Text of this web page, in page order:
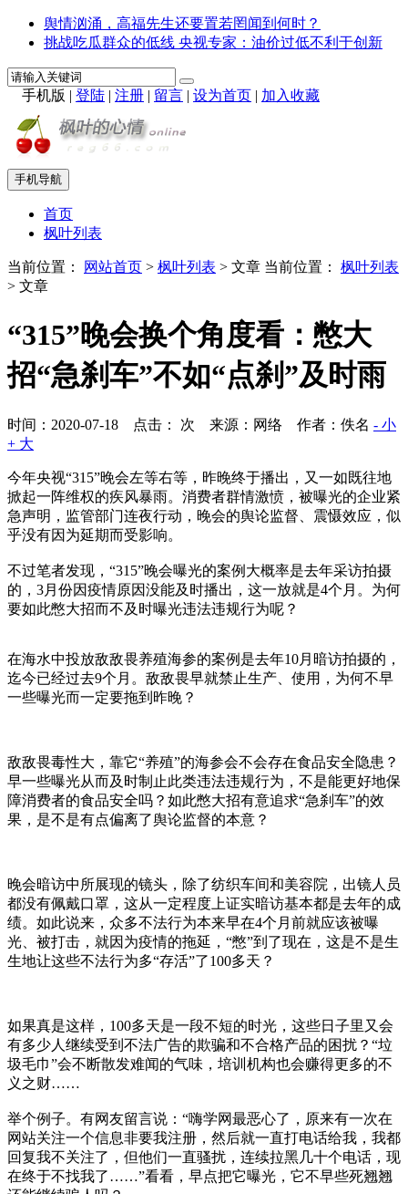
舆情汹涌，高福先生还要置若罔闻到何时？
挑战吃瓜群众的低线 央视专家：油价过低不利于创新
手机版 | 登陆 | 注册 | 留言 | 设为首页 | 加入收藏
手机导航
首页
枫叶列表
当前位置： 网站首页 > 枫叶列表 > 文章 当前位置： 枫叶列表
> 文章
“315”晚会换个角度看：憋大
招“急刹车”不如“点刹”及时雨
时间：2020-07-18 点击： 次 来源：网络 作者：佚名 - 小
+ 大
今年央视“315”晚会左等右等，昨晚终于播出，又一如既往地
掀起一阵维权的疾风暴雨。消费者群情激愤，被曝光的企业紧
急声明，监管部门连夜行动，晚会的舆论监督、震慑效应，似
乎没有因为延期而受影响。
不过笔者发现，“315”晚会曝光的案例大概率是去年采访拍摄
的，3月份因疫情原因没能及时播出，这一放就是4个月。为何
要如此憋大招而不及时曝光违法违规行为呢？
在海水中投放敌敌畏养殖海参的案例是去年10月暗访拍摄的，
迄今已经过去9个月。敌敌畏早就禁止生产、使用，为何不早
一些曝光而一定要拖到昨晚？
敌敌畏毒性大，靠它“养殖”的海参会不会存在食品安全隐患？
早一些曝光从而及时制止此类违法违规行为，不是能更好地保
障消费者的食品安全吗？如此憋大招有意追求“急刹车”的效
果，是不是有点偏离了舆论监督的本意？
晚会暗访中所展现的镜头，除了纺织车间和美容院，出镜人员
都没有佩戴口罩，这从一定程度上证实暗访基本都是去年的成
绩。如此说来，众多不法行为本来早在4个月前就应该被曝
光、被打击，就因为疫情的拖延，“憋”到了现在，这是不是生
生地让这些不法行为多“存活”了100多天？
如果真是这样，100多天是一段不短的时光，这些日子里又会
有多少人继续受到不法广告的欺骗和不合格产品的困扰？“垃
圾毛巾”会不断散发难闻的气味，培训机构也会赚得更多的不
义之财……
举个例子。有网友留言说：“嗨学网最恶心了，原来有一次在
网站关注一个信息非要我注册，然后就一直打电话给我，我都
回复我不关注了，但他们一直骚扰，连续拉黑几十个电话，现
在终于不找我了……”看看，早点把它曝光，它不早些死翘翘